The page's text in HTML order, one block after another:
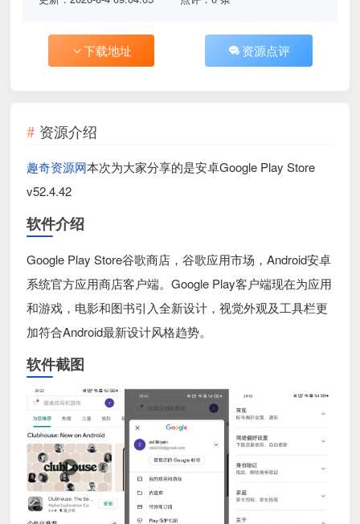
下载地址 资源点评
资源介绍
趣奇资源网本次为大家分享的是安卓Google Play Store
v52.4.42
软件介绍
Google Play Store谷歌商店，谷歌应用市场，Android安卓
系统官方应用商店客户端。Google Play客户端现在为应用
和游戏，电影和图书引入全新设计，视觉外观及工具栏更
加符合Android最新设计风格趋势。
软件截图